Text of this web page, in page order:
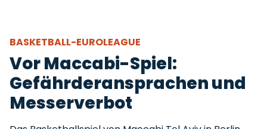
BASKETBALL-EUROLEAGUE
Vor Maccabi-Spiel:
Gefährderansprachen und
Messerverbot